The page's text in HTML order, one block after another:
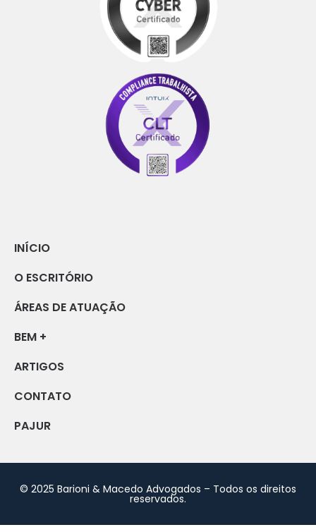
INÍCIO
O ESCRITÓRIO
ÁREAS DE ATUAÇÃO
BEM +
ARTIGOS
CONTATO
PAJUR
© 2025 Barioni & Macedo Advogados – Todos os direitos
reservados.